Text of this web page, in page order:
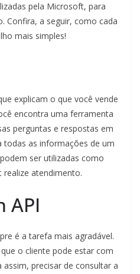
pela Microsoft, para
Confira, a seguir, como cada
mais simples!
explicam o que você vende
encontra uma ferramenta
perguntas e respostas em
todas as informações de um
ser utilizadas como
atendimento.
API
é a tarefa mais agradável.
o cliente pode estar com
precisar de consultar a